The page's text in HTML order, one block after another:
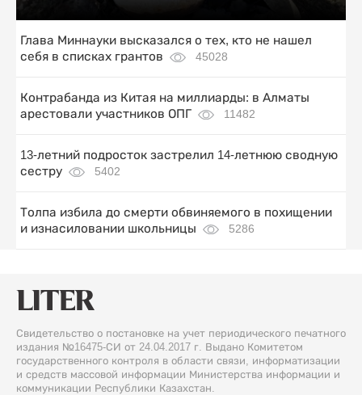
Глава Миннауки высказался о тех, кто не нашел
себя в списках грантов
45028
Контрабанда из Китая на миллиарды: в Алматы
арестовали участников ОПГ
11482
13-летний подросток застрелил 14-летнюю сводную
сестру
5402
Толпа избила до смерти обвиняемого в похищении
и изнасиловании школьницы
5286
Свидетельство о постановке на учет периодического печатного
издания №16475-СИ от 24.04.2017 г. Выдано Комитетом
государственного контроля в области связи, информатизации
и средств массовой информации Министерства информации и
коммуникации Республики Казахстан.